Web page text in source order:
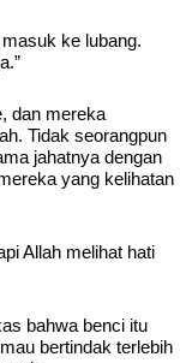
ke lubang.
dan mereka
Tidak seorangpun
jahatnya dengan
yang kelihatan
Allah melihat hati
bahwa benci itu
bertindak terlebih